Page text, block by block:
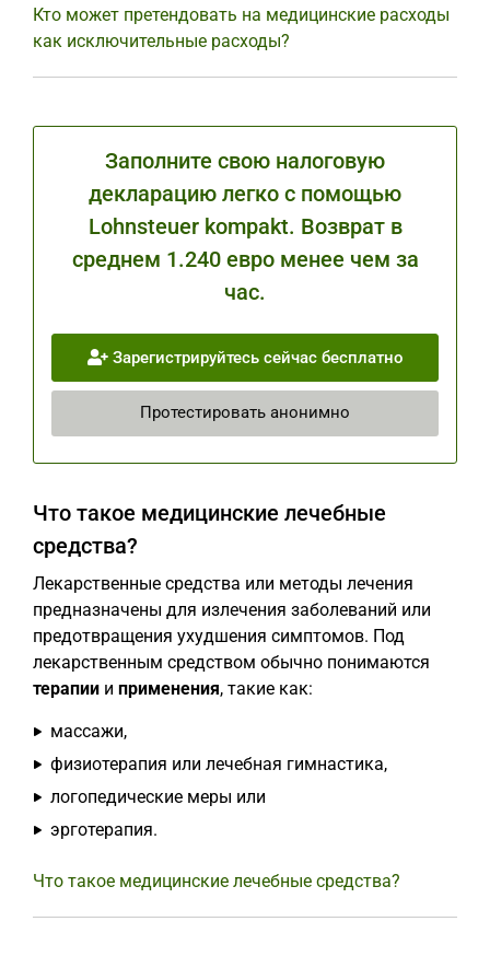
Кто может претендовать на медицинские расходы
как исключительные расходы?
Заполните свою налоговую
декларацию легко с помощью
Lohnsteuer kompakt. Возврат в
среднем 1.240 евро менее чем за
час.
Зарегистрируйтесь сейчас бесплатно
Протестировать анонимно
Что такое медицинские лечебные
средства?
Лекарственные средства или методы лечения
предназначены для излечения заболеваний или
предотвращения ухудшения симптомов. Под
лекарственным средством обычно понимаются
терапии и применения, такие как:
массажи,
физиотерапия или лечебная гимнастика,
логопедические меры или
эрготерапия.
Что такое медицинские лечебные средства?